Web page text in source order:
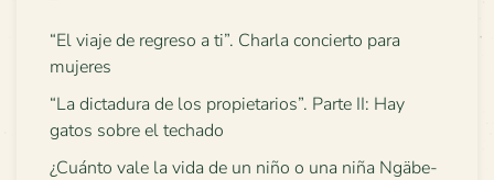
“El viaje de regreso a ti”. Charla concierto para
mujeres
“La dictadura de los propietarios”. Parte II: Hay
gatos sobre el techado
¿Cuánto vale la vida de un niño o una niña Ngäbe-